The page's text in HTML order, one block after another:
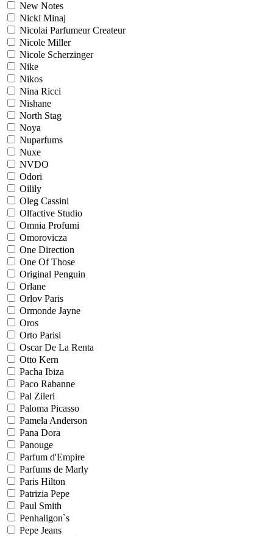
New Notes
Nicki Minaj
Nicolai Parfumeur Createur
Nicole Miller
Nicole Scherzinger
Nike
Nikos
Nina Ricci
Nishane
North Stag
Noya
Nuparfums
Nuxe
NVDO
Odori
Oilily
Oleg Cassini
Olfactive Studio
Omnia Profumi
Omorovicza
One Direction
One Of Those
Original Penguin
Orlane
Orlov Paris
Ormonde Jayne
Oros
Orto Parisi
Oscar De La Renta
Otto Kern
Pacha Ibiza
Paco Rabanne
Pal Zileri
Paloma Picasso
Pamela Anderson
Pana Dora
Panouge
Parfum d'Empire
Parfums de Marly
Paris Hilton
Patrizia Pepe
Paul Smith
Penhaligon`s
Pepe Jeans